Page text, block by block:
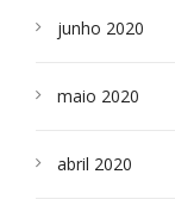
junho 2020
maio 2020
abril 2020